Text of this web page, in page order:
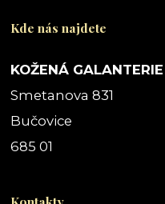
Kde nás najdete
KOŽENÁ GALANTERIE
Smetanova 831
Bučovice
685 01